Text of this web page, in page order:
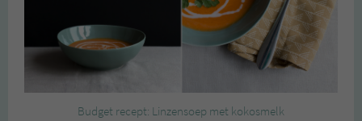
Budget recept: Linzensoep met kokosmelk